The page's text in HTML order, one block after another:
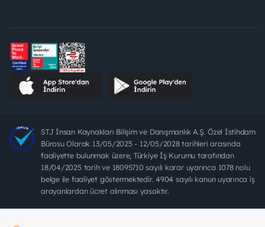
STJ İnsan Kaynakları Bilişim ve Danışmanlık A.Ş. Özel İstihdam
Bürosu Olarak 13/05/2025 - 12/05/2028 tarihleri arasında
faaliyette bulunmak üzere, Türkiye İş Kurumu tarafından
18/04/2025 tarih ve 18095710 sayılı karar uyarınca 1078 nolu
belge ile faaliyet göstermektedir. 4904 sayılı kanun uyarınca iş
arayanlardan ücret alınması yasaktır.